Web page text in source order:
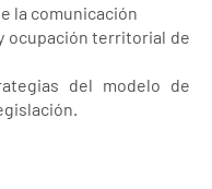
la comunicación
ocupación territorial de
del modelo de